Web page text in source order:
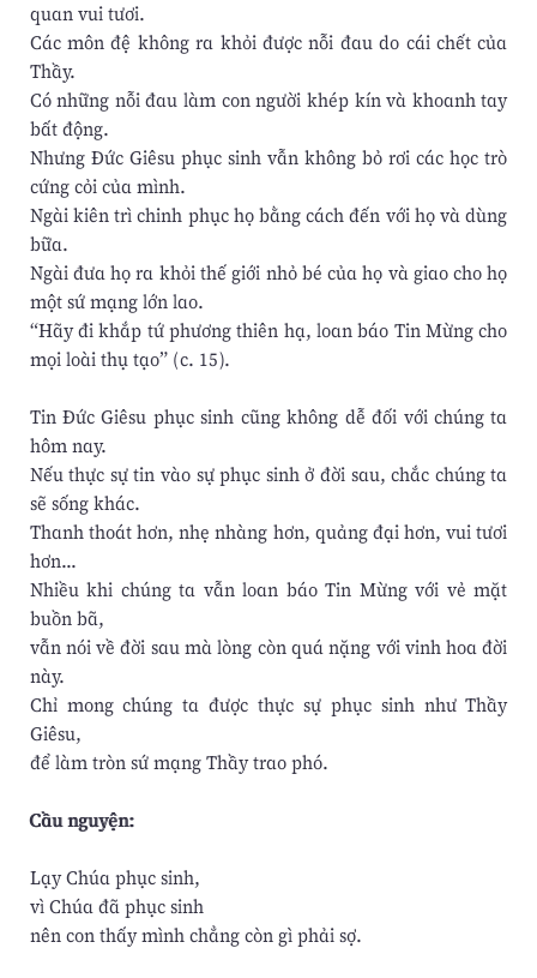
quan vui tươi.
Các môn đệ không ra khỏi được nỗi đau do cái chết của
Thầy.
Có những nỗi đau làm con người khép kín và khoanh tay
bất động.
Nhưng Đức Giêsu phục sinh vẫn không bỏ rơi các học trò
cứng cỏi của mình.
Ngài kiên trì chinh phục họ bằng cách đến với họ và dùng
bữa.
Ngài đưa họ ra khỏi thế giới nhỏ bé của họ và giao cho họ
một sứ mạng lớn lao.
“Hãy đi khắp tứ phương thiên hạ, loan báo Tin Mừng cho
mọi loài thụ tạo” (c. 15).
Tin Đức Giêsu phục sinh cũng không dễ đối với chúng ta
hôm nay.
Nếu thực sự tin vào sự phục sinh ở đời sau, chắc chúng ta
sẽ sống khác.
Thanh thoát hơn, nhẹ nhàng hơn, quảng đại hơn, vui tươi
hơn...
Nhiều khi chúng ta vẫn loan báo Tin Mừng với vẻ mặt
buồn bã,
vẫn nói về đời sau mà lòng còn quá nặng với vinh hoa đời
này.
Chỉ mong chúng ta được thực sự phục sinh như Thầy
Giêsu,
để làm tròn sứ mạng Thầy trao phó.
Cầu nguyện:
Lạy Chúa phục sinh,
vì Chúa đã phục sinh
nên con thấy mình chẳng còn gì phải sợ.